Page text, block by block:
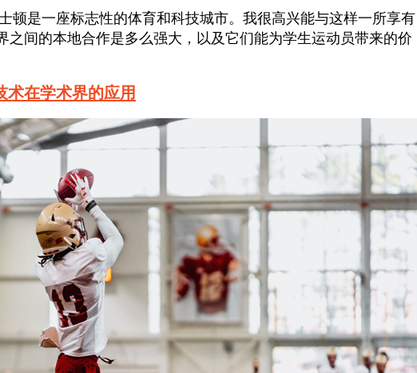
顿是一座标志性的体育和科技城市。我很高兴能与这样一所享有
间的本地合作是多么强大，以及它们能为学生运动员带来的价
术在学术界的应用